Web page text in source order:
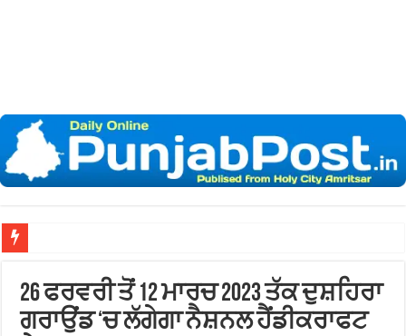
26 ਫਰਵਰੀ ਤੋਂ 12 ਮਾਰਚ 2023 ਤੱਕ ਦੁਸ਼ਹਿਰਾ
ਗਰਾਉਂਡ ‘ਚ ਲੱਗੇਗਾ ਨੈਸ਼ਨਲ ਹੈਂਡੀਕਰਾਫਟ